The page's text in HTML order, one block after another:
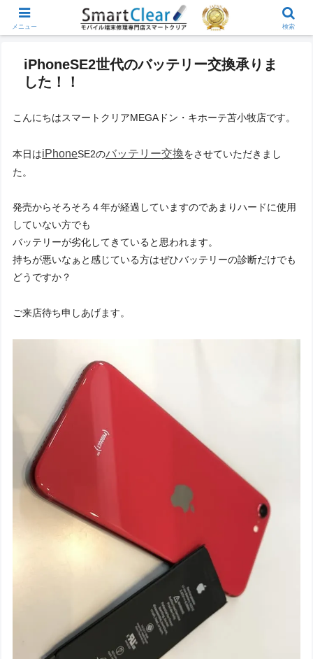
iPhoneSE2世代のバッテリー交換承りま
した！！
こんにちはスマートクリアMEGAドン・キホーテ苫小牧店です。
本日はiPhoneSE2のバッテリー交換をさせていただきまし
た。
発売からそろそろ４年が経過していますのであまりハードに使用
していない方でも
バッテリーが劣化してきていると思われます。
持ちが悪いなぁと感じている方はぜひバッテリーの診断だけでも
どうですか？
ご来店待ち申しあげます。
メニュー 検索